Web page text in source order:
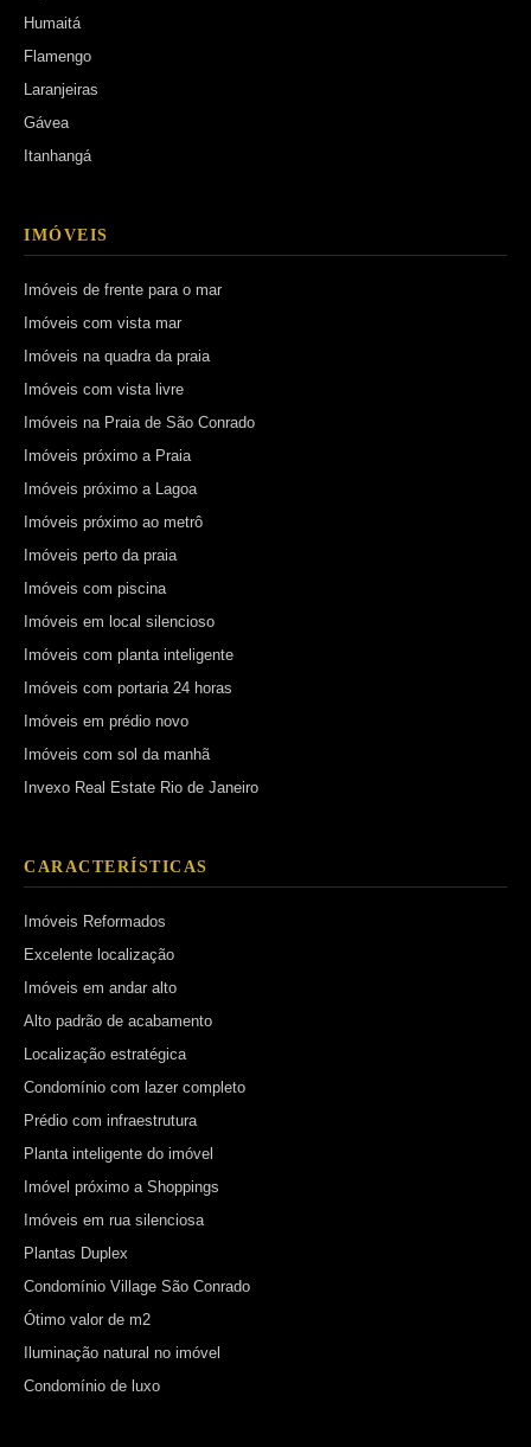
Humaitá
Flamengo
Laranjeiras
Gávea
Itanhangá
IMÓVEIS
Imóveis de frente para o mar
Imóveis com vista mar
Imóveis na quadra da praia
Imóveis com vista livre
Imóveis na Praia de São Conrado
Imóveis próximo a Praia
Imóveis próximo a Lagoa
Imóveis próximo ao metrô
Imóveis perto da praia
Imóveis com piscina
Imóveis em local silencioso
Imóveis com planta inteligente
Imóveis com portaria 24 horas
Imóveis em prédio novo
Imóveis com sol da manhã
Invexo Real Estate Rio de Janeiro
CARACTERÍSTICAS
Imóveis Reformados
Excelente localização
Imóveis em andar alto
Alto padrão de acabamento
Localização estratégica
Condomínio com lazer completo
Prédio com infraestrutura
Planta inteligente do imóvel
Imóvel próximo a Shoppings
Imóveis em rua silenciosa
Plantas Duplex
Condomínio Village São Conrado
Ótimo valor de m2
Iluminação natural no imóvel
Condomínio de luxo